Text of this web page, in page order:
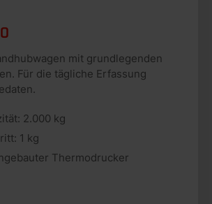
mit grundlegenden
Für die tägliche Erfassung
2.000 kg
1 kg
Thermodrucker